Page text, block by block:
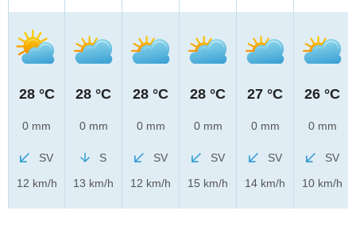
28 °C
0 mm
SV
12 km/h
28 °C
0 mm
S
13 km/h
28 °C
0 mm
SV
12 km/h
28 °C
0 mm
SV
15 km/h
27 °C
0 mm
SV
14 km/h
26 °C
0 mm
SV
10 km/h